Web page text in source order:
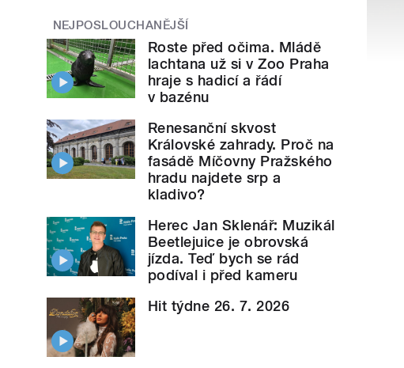
NEJPOSLOUCHANĚJŠÍ
Roste před očima. Mládě
lachtana už si v Zoo Praha
hraje s hadicí a řádí
v bazénu
Renesanční skvost
Královské zahrady. Proč na
fasádě Míčovny Pražského
hradu najdete srp a
kladivo?
Herec Jan Sklenář: Muzikál
Beetlejuice je obrovská
jízda. Teď bych se rád
podíval i před kameru
Hit týdne 26. 7. 2026